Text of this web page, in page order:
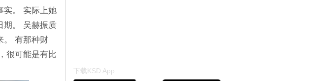
实。 实际上她
期。 吴赫振质
。 有那种财
很可能是有比
下载KSD App